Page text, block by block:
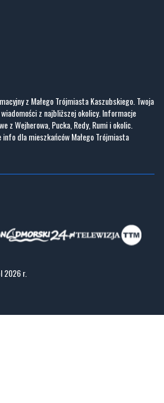
z Małego Trójmiasta Kaszubskiego. Twoja
z najbliższej okolicy. Informacje
z Wejherowa, Pucka, Redy, Rumi i okolic.
dla mieszkańców Małego Trójmiasta
2026 r.